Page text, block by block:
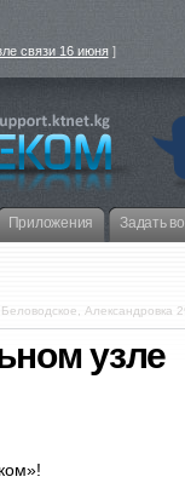
связи 16 июня]
Приложения Задать
Александровка
узле